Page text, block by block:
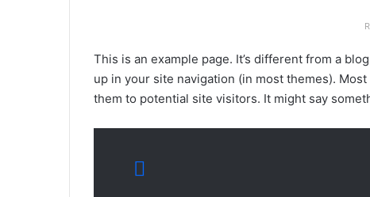
This is an example page. It’s different from a
up in your site navigation (in most themes).
them to potential site visitors. It might say